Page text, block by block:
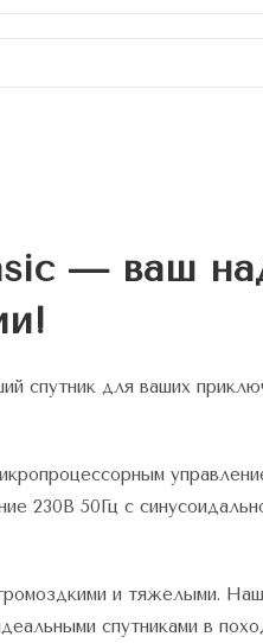
— ваш
спутник для ваших
230В 50Гц с
и тяжелыми.
спутниками в